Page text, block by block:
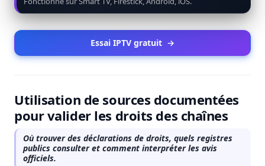
Essai IPTV gratuit →
Utilisation de sources documentées
pour valider les droits des chaînes
Où trouver des déclarations de droits, quels registres
publics consulter et comment interpréter les avis
officiels.